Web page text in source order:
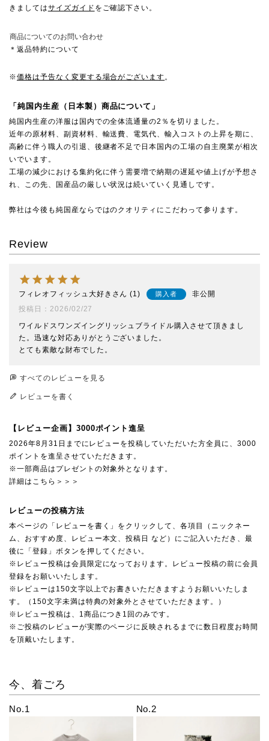
きましてはサイズガイド をご確認下さい。
商品についてのお問い合わせ
＊返品特約について
※価格は予告なく変更する場合がございます。
「純国内生産（日本製）商品について」
純国内生産の洋服は国内での全体流通量の2％を切りました。
近年の原材料、副資材料、輸送費、電気代、輸入コストの上昇を期に、
高齢に伴う職人の引退、後継者不足で日本国内の工場の自主廃業が相次
いでいます。
工場の減少における集約化に伴う需要増で納期の遅延や値上げが予想さ
れ、この先、国産品の厳しい状況は続いていく見通しです。
弊社は今後も純国産ならではのクオリティにこだわって参ります。
Review
フィレオフィッシュ大好き 1 購入者
非公開
投稿日
2026/02/27
ワイルドスワンズイングリッシュブライドル購入させて頂きまし
た。迅速な対応ありがとうございました。
とても素敵な財布でした。
すべてのレビューを見る
レビューを書く
【レビュー企画】3000ポイント進呈
2026年8月31日までにレビューを投稿していただいた方全員に、3000
ポイントを進呈させていただきます。
※一部商品はプレゼントの対象外となります。
詳細はこちら＞＞＞
レビューの投稿方法
本ページの「レビューを書く」をクリックして、各項目（ニックネー
ム、おすすめ度、レビュー本文、投稿日 など）にご記入いただき、最
後に「登録」ボタンを押してください。
※レビュー投稿は会員限定になっております。レビュー投稿の前に会員
登録をお願いいたします。
※レビューは150文字以上でお書きいただきますようお願いいたしま
す。（150文字未満は特典の対象外とさせていただきます。）
※レビュー投稿は、1商品につき1回のみです。
※ご投稿のレビューが実際のページに反映されるまでに数日程度お時間
を頂戴いたします。
今、着ごろ
No.1 No.2